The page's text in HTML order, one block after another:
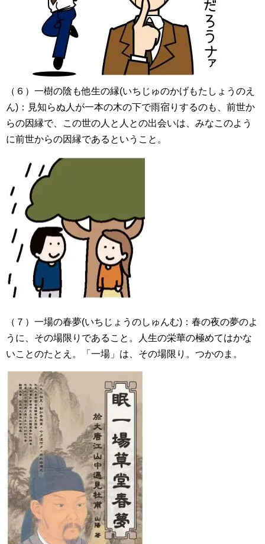
（６） 一樹の陰も他生の縁(いちじゅのかげもたしょうのえ
ん)：見知らぬ人が一本の木の下で雨宿りするのも、前世か
らの因縁で、この世の人と人との出会いは、みなこのよう
に前世からの因縁であるということ。
（７）一場の春夢(いちじょうのしゅんむ)：春の夜の夢のよ
うに、その場限りであること。人生の栄華の極めてはかな
いことのたとえ。「一場」は、その場限り。つかのま。